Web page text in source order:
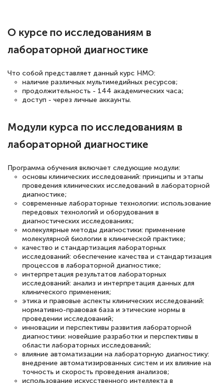
Знаток города 5 уровня
18 марта 2026
повышения квалификации "Эксперт ЕГЭ по
русскому языку и литературе". Много
подготовиться к тестированию. Это
книги, методические рекомендации,
статьи. Времени на подготовку
достаточно. Курс помогает пройти
аттестацию в школе. Спасибо!
Евгения Коротких
Знаток города 2 уровня
12 марта 2026
Спасибо большое Академии! Грамотное,
вежливое сопровождение! Всё чётко и
понятно! Проходила повышение
квалификации. Ещё раз - СПАСИБО!
О курсе по исследованиям в
лабораторной диагностике
Что собой представляет данный курс НМО:
наличие различных мультимедийных ресурсов;
продолжительность - 144 академических часа;
доступ - через личные аккаунты.
Модули курса по исследованиям в
лабораторной диагностике
Программа обучения включает следующие модули:
основы клинических исследований: принципы и этапы
проведения клинических исследований в лабораторной
диагностике;
современные лабораторные технологии: использование
передовых технологий и оборудования в
диагностических исследованиях;
молекулярные методы диагностики: применение
молекулярной биологии в клинической практике;
качество и стандартизация лабораторных
исследований: обеспечение качества и стандартизация
процессов в лабораторной диагностике;
интерпретация результатов лабораторных
исследований: анализ и интерпретация данных для
клинического применения;
этика и правовые аспекты клинических исследований:
нормативно-правовая база и этические нормы в
проведении исследований;
инновации и перспективы развития лабораторной
диагностики: новейшие разработки и перспективы в
области лабораторных исследований;
влияние автоматизации на лабораторную диагностику:
внедрение автоматизированных систем и их влияние на
точность и скорость проведения анализов;
использование искусственного интеллекта в